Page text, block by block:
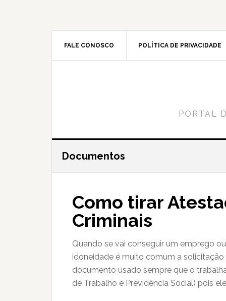
FALE CONOSCO POLÍTICA DE PRIVACIDADE
PORTAL
Documentos
Como tirar
Criminais
Quando se vai conseguir um emprego
idoneidade é muito comum a
documento usado sempre que o
de Trabalho e Previdência Social) pois